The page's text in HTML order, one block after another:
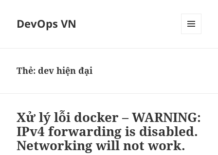
DevOps VN
Thẻ:dev hiện đại
Xử lý lỗi docker – WARNING:
IPv4 forwarding is disabled.
Networking will not work.